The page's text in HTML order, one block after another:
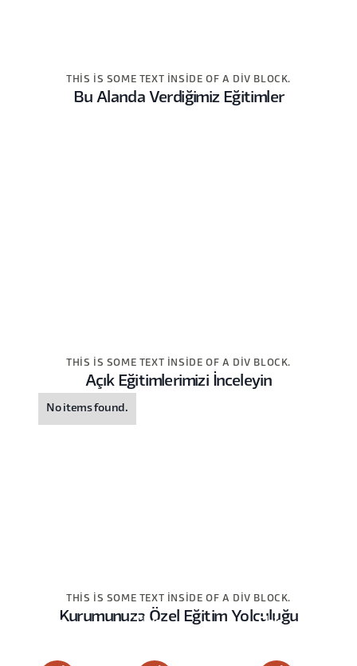
THIS IS SOME TEXT INSIDE OF A DIV BLOCK.
Bu Alanda Verdiğimiz Eğitimler
THIS IS SOME TEXT INSIDE OF A DIV BLOCK.
Açık Eğitimlerimizi İnceleyin
No items found.
THIS IS SOME TEXT INSIDE OF A DIV BLOCK.
Kurumunuza Özel Eğitim Yolculuğu
This
This
This